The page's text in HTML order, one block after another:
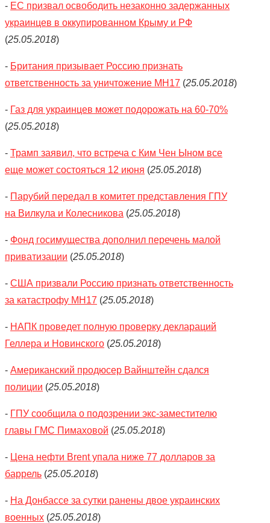
- ЕС призвал освободить незаконно задержанных
украинцев в оккупированном Крыму и РФ
(25.05.2018)
- Британия призывает Россию признать
ответственность за уничтожение МН17 (25.05.2018)
- Газ для украинцев может подорожать на 60-70%
(25.05.2018)
- Трамп заявил, что встреча с Ким Чен Ыном все
еще может состояться 12 июня (25.05.2018)
- Парубий передал в комитет представления ГПУ
на Вилкула и Колесникова (25.05.2018)
- Фонд госимущества дополнил перечень малой
приватизации (25.05.2018)
- США призвали Россию признать ответственность
за катастрофу МН17 (25.05.2018)
- НАПК проведет полную проверку деклараций
Геллера и Новинского (25.05.2018)
- Американский продюсер Вайнштейн сдался
полиции (25.05.2018)
- ГПУ сообщила о подозрении экс-заместителю
главы ГМС Пимаховой (25.05.2018)
- Цена нефти Brent упала ниже 77 долларов за
баррель (25.05.2018)
- На Донбассе за сутки ранены двое украинских
военных (25.05.2018)